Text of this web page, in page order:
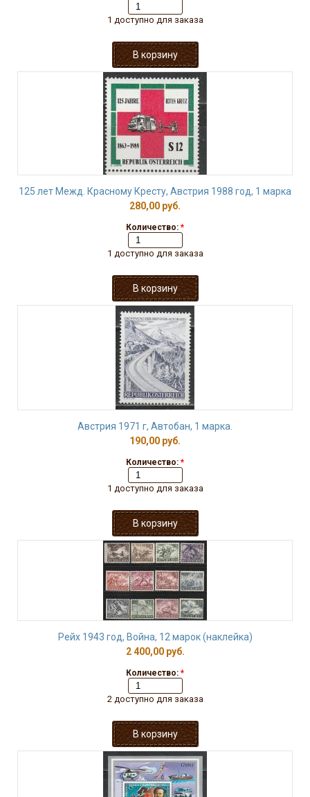
1 доступно для заказа
125 лет Межд. Красному Кресту, Австрия 1988 год, 1 марка
280,00 руб.
Количество: *
1 доступно для заказа
Австрия 1971 г, Автобан, 1 марка.
190,00 руб.
Количество: *
1 доступно для заказа
Рейх 1943 год, Война, 12 марок (наклейка)
2 400,00 руб.
Количество: *
2 доступно для заказа